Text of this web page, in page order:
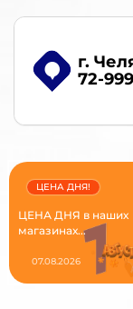
г.
72-
ЦЕНА ДНЯ в наших
магазинах...
ЦЕНА ДНЯ!
07.08.2026